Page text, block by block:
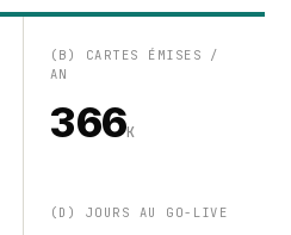
(B) CARTES ÉMISES /
AN
366K
(D) JOURS AU GO-LIVE